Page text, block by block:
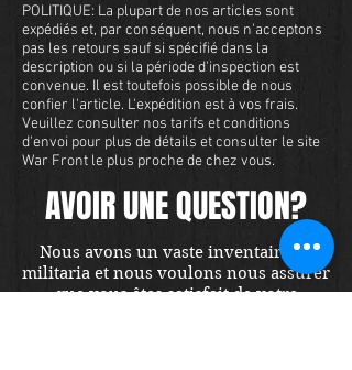
POLITIQUE: La plupart de nos articles sont
expédiés et, par conséquent, nous n'acceptons
pas les retours sauf si spécifié dans la
description ou si la période d'inspection est
convenue. Il est toutefois possible de nous
confier l'article. L'expédition est à vos frais.
Veuillez consulter nos tarifs et conditions
d'envoi pour plus de détails et consulter le site
War Front le plus proche de chez vous.
AVOIR UNE QUESTION?
Nous avons un vaste inventaire de
militaria et nous voulons nous assurer
que vous êtes satisfait de votre